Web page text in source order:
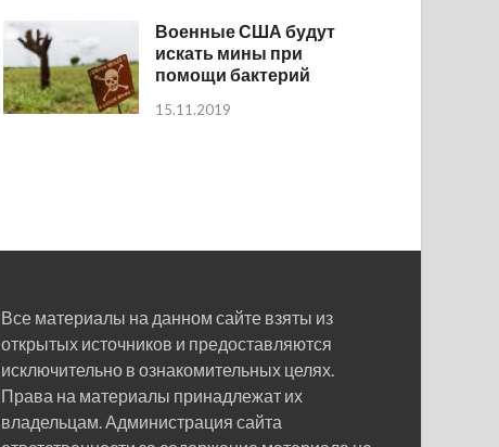
Военные США будут
искать мины при
помощи бактерий
15.11.2019
Все материалы на данном сайте взяты из
открытых источников и предоставляются
исключительно в ознакомительных целях.
Права на материалы принадлежат их
владельцам. Администрация сайта